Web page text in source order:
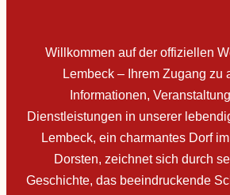
Willkommen auf der offiziellen
Lembeck – Ihrem Zugang zu
Informationen,
Dienstleistungen in unserer
Lembeck, ein charmantes Dorf
Dorsten, zeichnet sich durch
Geschichte, das beeindruckende